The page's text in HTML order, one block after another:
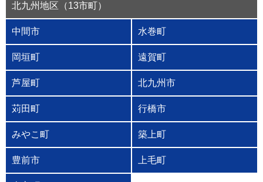
北九州地区（13市町）
中間市 水巻町
岡垣町 遠賀町
芦屋町 北九州市
苅田町 行橋市
みやこ町 築上町
豊前市 上毛町